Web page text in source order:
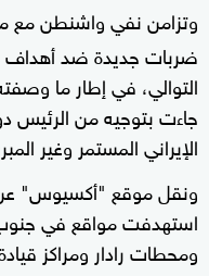
وتزامن نفي واشنطن مع
ضربات جديدة ضد أهداف
التوالي، في إطار ما
جاءت بتوجيه من الرئيس
الإيراني المستمر وغير
ونقل موقع "أكسيوس"
استهدفت مواقع في
ومحطات رادار ومراكز